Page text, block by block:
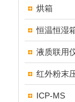
烘箱
恒温恒湿
液质联用
红外粉末
ICP-MS